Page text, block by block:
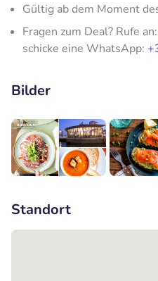
Gültig ab dem Moment
Fragen zum Deal? Rufe an:
schicke eine WhatsApp:
Bilder
Standort